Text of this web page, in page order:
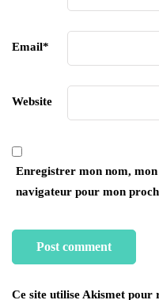
Email*
Website
Enregistrer mon nom,
navigateur pour mon
Ce site utilise Akismet pour